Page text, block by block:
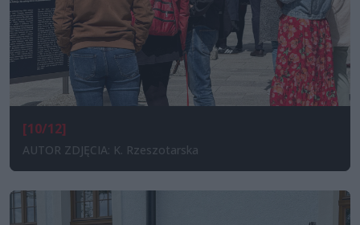
[10/12]
AUTOR ZDJĘCIA: K. Rzeszotarska